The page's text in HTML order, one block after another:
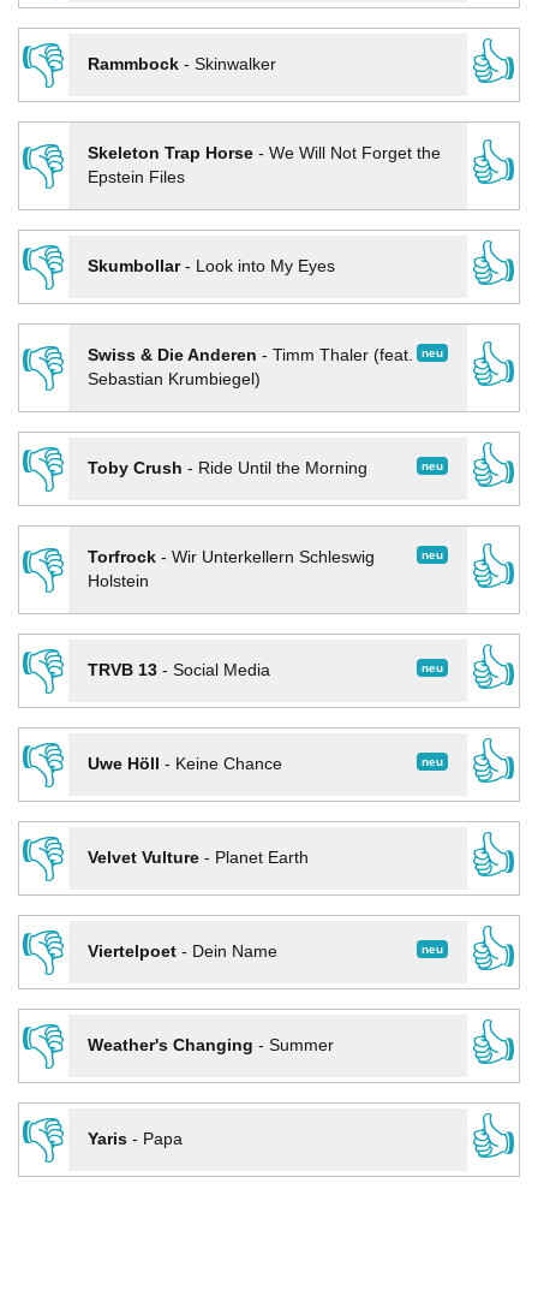
👎
Rammbock- Skinwalker
👍
👎
Skeleton Trap Horse- We Will Not Forget the
Epstein Files
👍
👎
Skumbollar- Look into My Eyes
👍
👎
neu
Swiss & Die Anderen - Timm Thaler (feat.
Sebastian Krumbiegel)
👍
👎
neu
Toby Crush - Ride Until the Morning
👍
👎
neu
Torfrock- Wir Unterkellern Schleswig
Holstein
👍
👎
neu
TRVB 13- Social Media
👍
👎
neu
Uwe Höll - Keine Chance
👍
👎
Velvet Vulture- Planet Earth
👍
👎
neu
Viertelpoet- Dein Name
👍
👎
Weather's Changing - Summer
👍
👎
Yaris- Papa 👍